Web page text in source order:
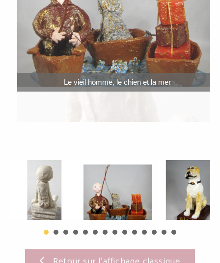
Le vieil homme, le chien et la mer
Retour sur l'affichage classique